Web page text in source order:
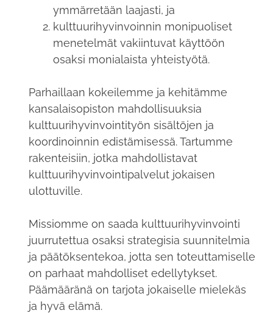
ymmärretään laajasti, ja
kulttuurihyvinvoinnin monipuoliset
menetelmät vakiintuvat käyttöön
osaksi monialaista yhteistyötä.
Parhaillaan kokeilemme ja kehitämme
kansalaisopiston mahdollisuuksia
kulttuurihyvinvointityön sisältöjen ja
koordinoinnin edistämisessä. Tartumme
rakenteisiin, jotka mahdollistavat
kulttuurihyvinvointipalvelut jokaisen
ulottuville.
Missiomme on saada kulttuurihyvinvointi
juurrutettua osaksi strategisia suunnitelmia
ja päätöksentekoa, jotta sen toteuttamiselle
on parhaat mahdolliset edellytykset.
Päämääränä on tarjota jokaiselle mielekäs
ja hyvä elämä.